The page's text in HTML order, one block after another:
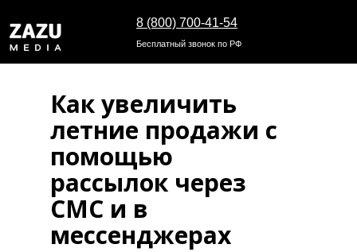
8 (800) 700-41-54
Бесплатный звонок по РФ
Как увеличить
летние продажи с
помощью
рассылок через
СМС и в
мессенджерах